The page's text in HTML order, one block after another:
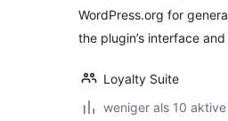
WordPress.org for
the plugin’s interface
Loyalty Suite
weniger als 10